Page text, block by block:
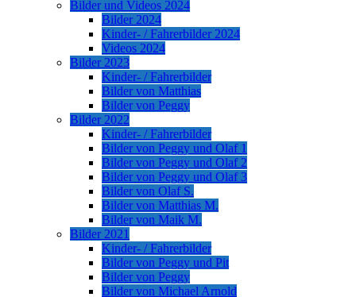
Bilder und Videos 2024
Bilder 2024
Kinder- / Fahrerbilder 2024
Videos 2024
Bilder 2023
Kinder- / Fahrerbilder
Bilder von Matthias
Bilder von Peggy
Bilder 2022
Kinder- / Fahrerbilder
Bilder von Peggy und Olaf 1
Bilder von Peggy und Olaf 2
Bilder von Peggy und Olaf 3
Bilder von Olaf S.
Bilder von Matthias M.
Bilder von Maik M.
Bilder 2021
Kinder- / Fahrerbilder
Bilder von Peggy und Pit
Bilder von Peggy
Bilder von Michael Arnold